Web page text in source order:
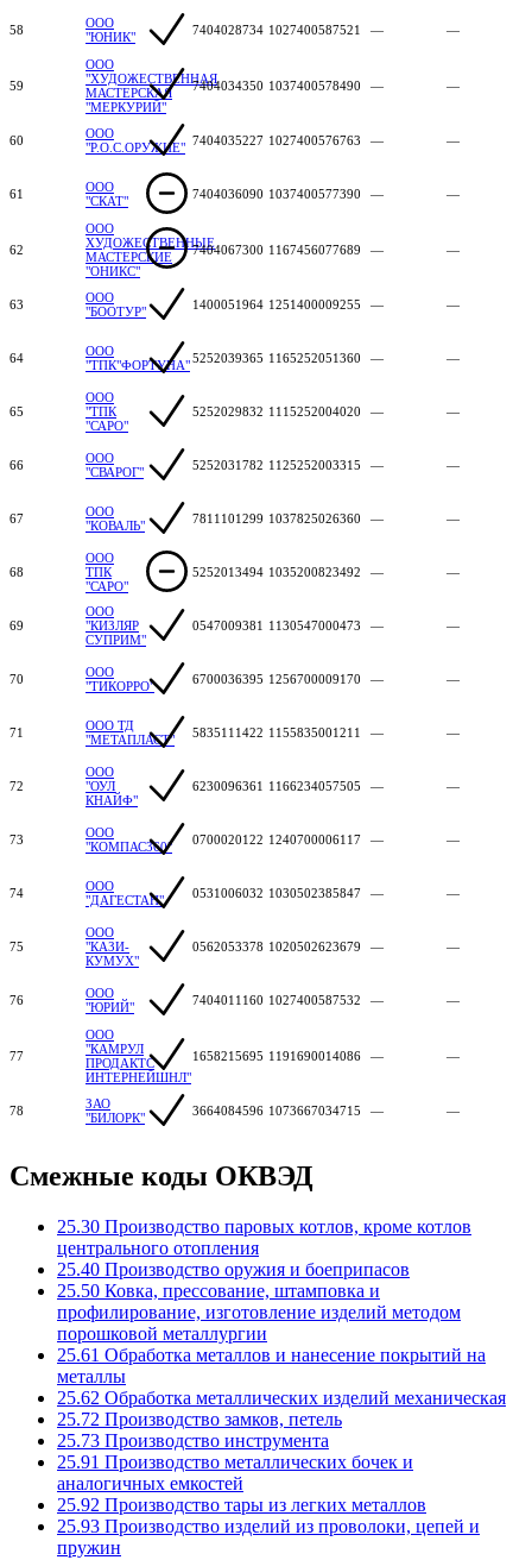
58
ООО
"ЮНИК"
7404028734 1027400587521 — —
59
ООО
"ХУДОЖЕСТВЕННАЯ
МАСТЕРСКАЯ
"МЕРКУРИЙ"
7404034350 1037400578490 — —
60
ООО
"Р.О.С.ОРУЖИЕ" 7404035227 1027400576763 — —
61
ООО
"СКАТ"
7404036090 1037400577390 — —
62
ООО
ХУДОЖЕСТВЕННЫЕ
МАСТЕРСКИЕ
"ОНИКС"
7404067300 1167456077689 — —
63
ООО
"БООТУР"
1400051964 1251400009255 — —
64
ООО
"ТПК"ФОРТУНА"5252039365 1165252051360 — —
65
ООО
"ТПК
"САРО"
5252029832 1115252004020 — —
66
ООО
"СВАРОГ"
5252031782 1125252003315 — —
67
ООО
"КОВАЛЬ"
7811101299 1037825026360 — —
68
ООО
ТПК
"САРО"
5252013494 1035200823492 — —
69
ООО
"КИЗЛЯР
СУПРИМ"
0547009381 1130547000473 — —
70
ООО
"ТИКОРРО"
6700036395 1256700009170 — —
71
ООО ТД
"МЕТАПЛАСТ"
5835111422 1155835001211 — —
72
ООО
"ОУЛ
КНАЙФ"
6230096361 1166234057505 — —
73
ООО
"КОМПАС360"
0700020122 1240700006117 — —
74
ООО
"ДАГЕСТАН"
0531006032 1030502385847 — —
75
ООО
"КАЗИ-
КУМУХ"
0562053378 1020502623679 — —
76
ООО
"ЮРИЙ"
7404011160 1027400587532 — —
77
ООО
"КАМРУЛ
ПРОДАКТС
ИНТЕРНЕЙШНЛ"
1658215695 1191690014086 — —
78
ЗАО
"БИЛОРК"
3664084596 1073667034715 — —
Смежные коды ОКВЭД
25.30 Производство паровых котлов, кроме котлов
центрального отопления
25.40 Производство оружия и боеприпасов
25.50 Ковка, прессование, штамповка и
профилирование, изготовление изделий методом
порошковой металлургии
25.61 Обработка металлов и нанесение покрытий на
металлы
25.62 Обработка металлических изделий механическая
25.72 Производство замков, петель
25.73 Производство инструмента
25.91 Производство металлических бочек и
аналогичных емкостей
25.92 Производство тары из легких металлов
25.93 Производство изделий из проволоки, цепей и
пружин